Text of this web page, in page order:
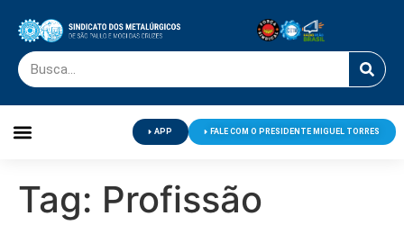
APP FALE COM O PRESIDENTE MIGUEL TORRES
Tag: Profissão